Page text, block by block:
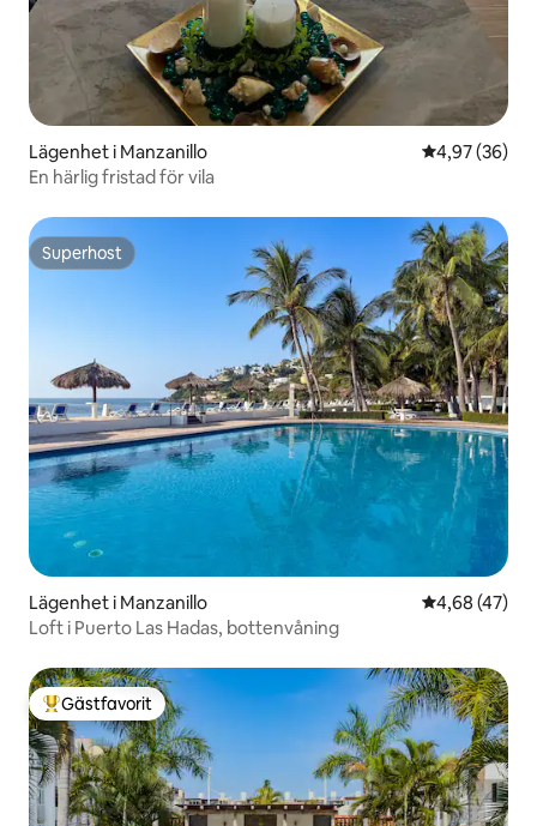
Lägenhet i Manzanillo 4,97 av 5 i
4,97 (36)
En härlig fristad för vila
Superhost
Superhost
Lägenhet i Manzanillo 4,68 av 5 i
4,68 (47)
Loft i Puerto Las Hadas, bottenvåning
Populär gästfavorit
Gästfavorit